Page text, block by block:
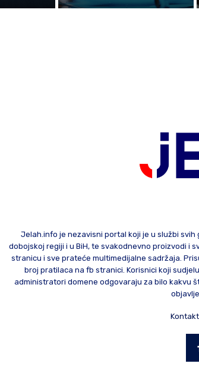
Jelah.info je nezavisni portal koji je u službi
dobojskoj regiji i u BiH, te svakodnevno proizvodi i
stranicu i sve prateće multimedijalne sadržaja.
broj pratilaca na fb stranici. Korisnici koji
administratori domene odgovaraju za bilo kakvu